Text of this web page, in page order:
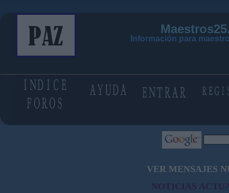
Información para
VER MENSAJES
NOTICIAS